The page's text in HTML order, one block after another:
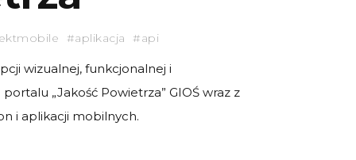
#aplikacja #api
wizualnej, funkcjonalnej i
„Jakość Powietrza” GIOŚ wraz z
i aplikacji mobilnych.